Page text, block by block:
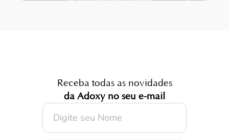
Receba todas as novidades
da Adoxy no seu e-mail